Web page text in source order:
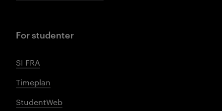
For studenter
SI FRA
Timeplan
StudentWeb